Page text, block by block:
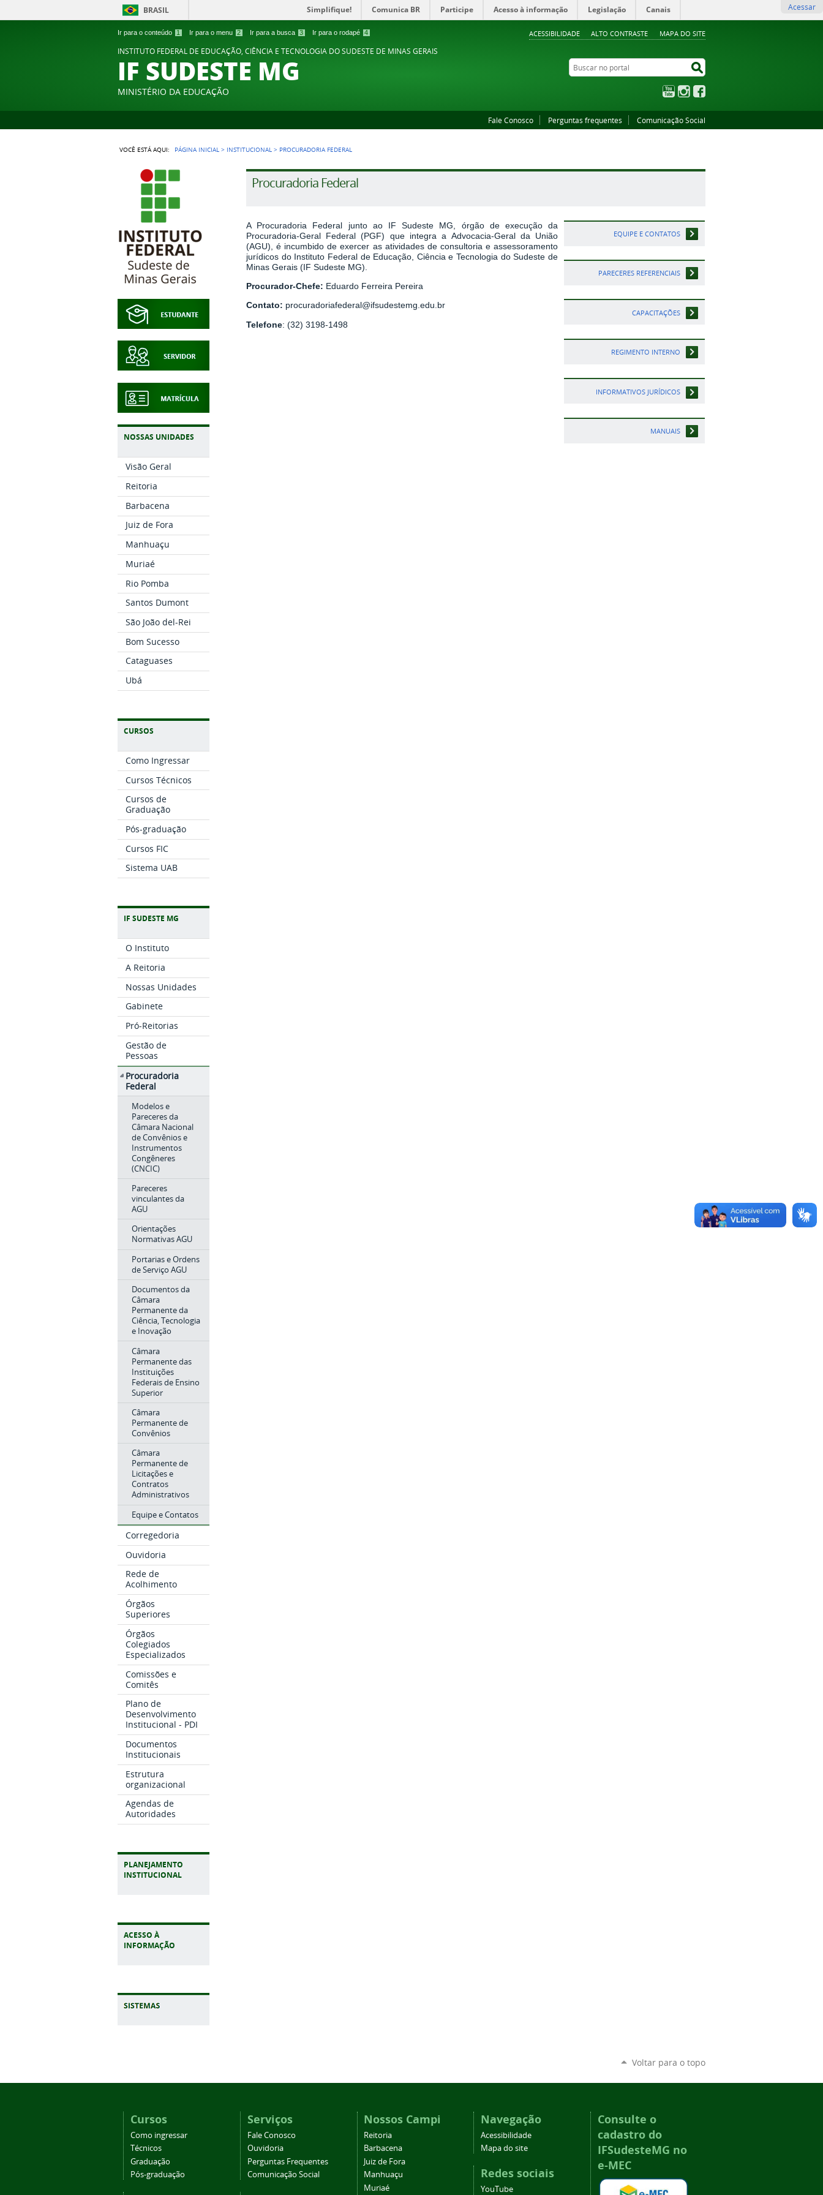
Ir para o conteúdo 1 Ir para o menu 2 Ir para a busca 3 Ir para o rodapé 4 ACESSIBILIDADE ALTO CONTRASTE MAPA DO SITE
BRASIL Simplifique! Comunica BR Participe Acesso à informação Legislação Canais Acessar
INSTITUTO FEDERAL DE EDUCAÇÃO, CIÊNCIA E TECNOLOGIA DO SUDESTE DE MINAS GERAIS
IF SUDESTE MG
MINISTÉRIO DA EDUCAÇÃO
Buscar no portal
YouTubeInstagram
Fale Conosco Perguntas frequentes Comunicação Social
VOCÊ ESTÁ AQUI: PÁGINA INICIAL > INSTITUCIONAL > PROCURADORIA FEDERAL
NOSSAS UNIDADES
Visão Geral
Reitoria
Barbacena
Juiz de Fora
Manhuaçu
Muriaé
Rio Pomba
Santos Dumont
São João del-Rei
Bom Sucesso
Cataguases
Ubá
CURSOS
Como Ingressar
Cursos Técnicos
Cursos de
Graduação
Pós-graduação
Cursos FIC
Sistema UAB
IF SUDESTE MG
O Instituto
A Reitoria
Nossas Unidades
Gabinete
Pró-Reitorias
Gestão de
Pessoas
Procuradoria
Federal
Modelos e
Pareceres da
Câmara Nacional
de Convênios e
Instrumentos
Congêneres
(CNCIC)
Pareceres
vinculantes da
AGU
Orientações
Normativas AGU
Portarias e Ordens
de Serviço AGU
Documentos da
Câmara
Permanente da
Ciência, Tecnologia
e Inovação
Câmara
Permanente das
Instituições
Federais de Ensino
Superior
Câmara
Permanente de
Convênios
Câmara
Permanente de
Licitações e
Contratos
Administrativos
Equipe e Contatos
Corregedoria
Ouvidoria
Rede de
Acolhimento
Órgãos
Superiores
Órgãos
Colegiados
Especializados
Comissões e
Comitês
Plano de
Desenvolvimento
Institucional - PDI
Documentos
Institucionais
Estrutura
organizacional
Agendas de
Autoridades
PLANEJAMENTO
INSTITUCIONAL
ACESSO À
INFORMAÇÃO
Procuradoria Federal
A Procuradoria Federal junto ao IF Sudeste MG, órgão de execução da
Procuradoria-Geral Federal (PGF) que integra a Advocacia-Geral da União
(AGU), é incumbido de exercer as atividades de consultoria e assessoramento
jurídicos do Instituto Federal de Educação, Ciência e Tecnologia do Sudeste de
Minas Gerais (IF Sudeste MG).
Procurador-Chefe: Eduardo Ferreira Pereira
Contato: procuradoriafederal@ifsudestemg.edu.br
Telefone: (32) 3198-1498
EQUIPE E CONTATOS
PARECERES REFERENCIAIS
CAPACITAÇÕES
REGIMENTO INTERNO
INFORMATIVOS JURÍDICOS
MANUAIS
Voltar para o topo
Cursos
Como ingressar
Técnicos
Graduação
Pós-graduação
Serviços
Fale Conosco
Ouvidoria
Perguntas Frequentes
Comunicação Social
Nossos Campi
Reitoria
Barbacena
Juiz de Fora
Manhuaçu
Muriaé
Navegação
Acessibilidade
Mapa do site
Redes sociais
YouTube
Consulte o
cadastro do
IFSudesteMG no
e-MEC